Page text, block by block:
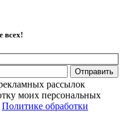
всех!
Отправить
рассылок
моих персональных
Политике обработки